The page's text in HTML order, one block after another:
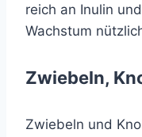
reich an Inulin
Wachstum
Zwiebeln,
Zwiebeln und